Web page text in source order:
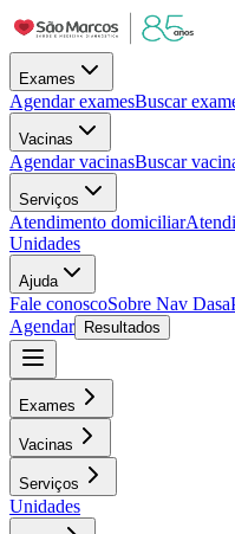
Exames
Agendar examesBuscar
Vacinas
Agendar vacinasBuscar
Serviços
Atendimento domiciliar
Unidades
Ajuda
Fale conoscoSobre Nav Dasa
Agendar
Resultados
Exames
Vacinas
Serviços
Unidades